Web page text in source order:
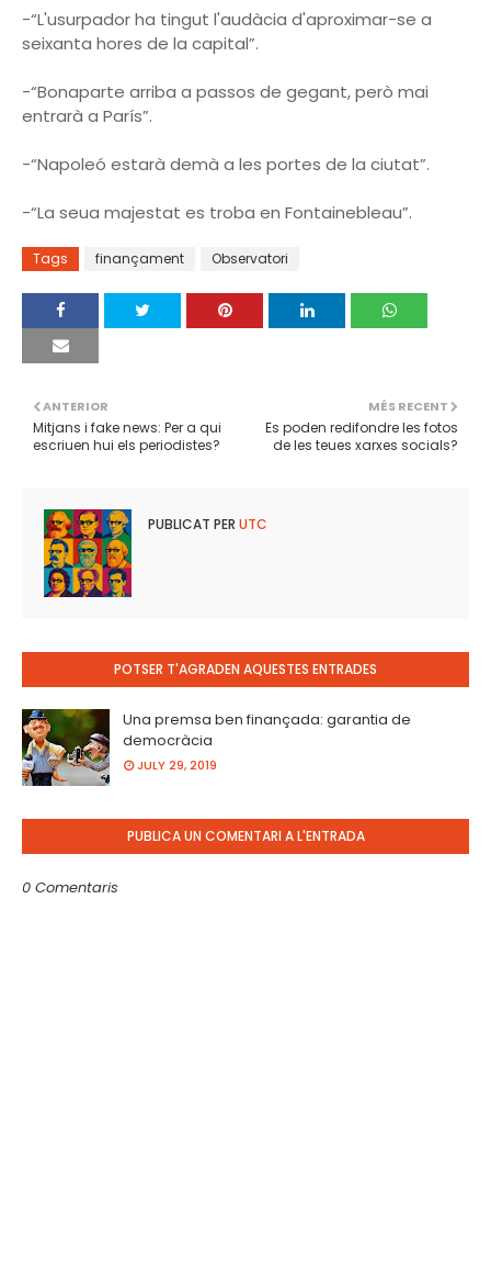
-“L'usurpador ha tingut l'audàcia d'aproximar-se a
seixanta hores de la capital”.
-“Bonaparte arriba a passos de gegant, però mai
entrarà a París”.
-“Napoleó estarà demà a les portes de la ciutat”.
-“La seua majestat es troba en Fontainebleau”.
Tags finançament Observatori
MÉS RECENT
Es poden redifondre les fotos
de les teues xarxes socials?
ANTERIOR
Mitjans i fake news: Per a qui
escriuen hui els periodistes?
PUBLICAT PER UTC
POTSER T'AGRADEN AQUESTES ENTRADES
Una premsa ben finançada: garantia de
democràcia
JULY 29, 2019
PUBLICA UN COMENTARI A L'ENTRADA
0 Comentaris